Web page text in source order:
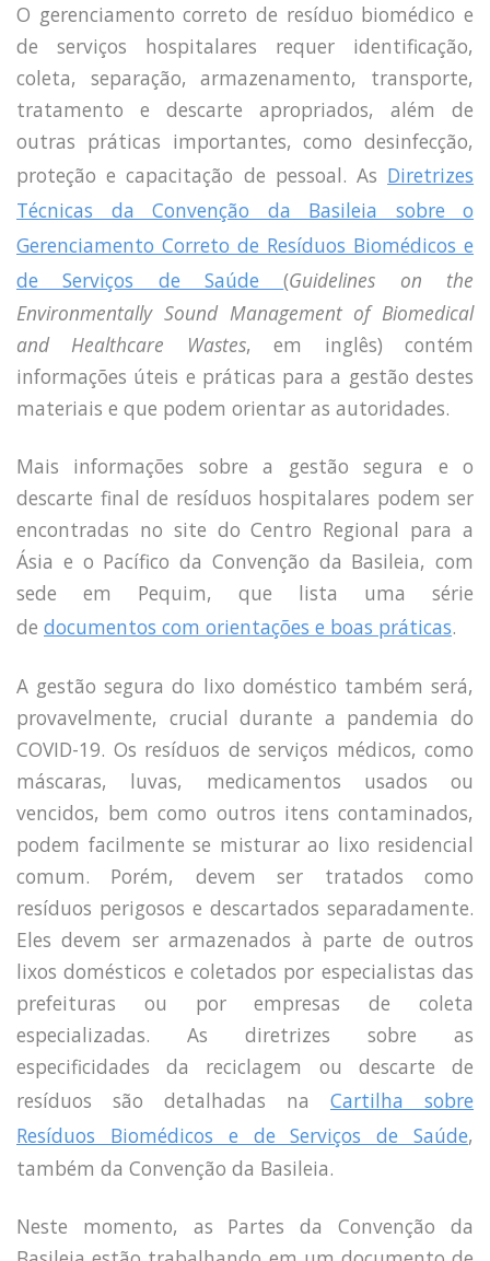
O gerenciamento correto de resíduo biomédico e
de serviços hospitalares requer identificação,
coleta, separação, armazenamento, transporte,
tratamento e descarte apropriados, além de
outras práticas importantes, como desinfecção,
proteção e capacitação de pessoal. As Diretrizes
Técnicas da Convenção da Basileia sobre o
Gerenciamento Correto de Resíduos Biomédicos e
de Serviços de Saúde
(Guidelines on the
Environmentally Sound Management of Biomedical
and Healthcare Wastes, em inglês) contém
informações úteis e práticas para a gestão destes
materiais e que podem orientar as autoridades.
Mais informações sobre a gestão segura e o
descarte final de resíduos hospitalares podem ser
encontradas no site do Centro Regional para a
Ásia e o Pacífico da Convenção da Basileia, com
sede em Pequim, que lista uma série
de documentos com orientações e boas práticas.
A gestão segura do lixo doméstico também será,
provavelmente, crucial durante a pandemia do
COVID-19. Os resíduos de serviços médicos, como
máscaras, luvas, medicamentos usados ​​ou
vencidos, bem como outros itens contaminados,
podem facilmente se misturar ao lixo residencial
comum. Porém, devem ser tratados como
resíduos perigosos e descartados separadamente.
Eles devem ser armazenados à parte de outros
lixos domésticos e coletados por especialistas das
prefeituras ou por empresas de coleta
especializadas. As diretrizes sobre as
especificidades da reciclagem ou descarte de
resíduos são detalhadas na
Cartilha sobre
Resíduos Biomédicos e de Serviços de Saúde,
também da Convenção da Basileia.
Neste momento, as Partes da Convenção da